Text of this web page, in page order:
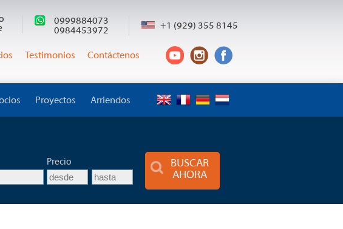
0999884073
0984453972
+1 (929) 355 8145
Testimonios Contáctenos
Proyectos Arriendos
Precio
BUSCAR
AHORA